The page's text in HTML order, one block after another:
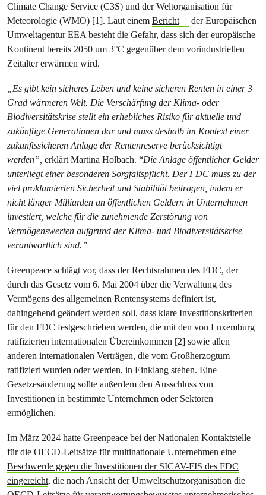
Climate Change Service (C3S) und der Weltorganisation für
Meteorologie (WMO) [1]. Laut einem Bericht
der Europäischen
Umweltagentur EEA besteht die Gefahr, dass sich der europäische
Kontinent bereits 2050 um 3°C gegenüber dem vorindustriellen
Zeitalter erwärmen wird.
„Es gibt kein sicheres Leben und keine sicheren Renten in einer 3
Grad wärmeren Welt. Die Verschärfung der Klima- oder
Biodiversitätskrise stellt ein erhebliches Risiko für aktuelle und
zukünftige Generationen dar und muss deshalb im Kontext einer
zukunftssicheren Anlage der Rentenreserve berücksichtigt
werden”, erklärt Martina Holbach. “Die Anlage öffentlicher Gelder
unterliegt einer besonderen Sorgfaltspflicht. Der FDC muss zu der
viel proklamierten Sicherheit und Stabilität beitragen, indem er
nicht länger Milliarden an öffentlichen Geldern in Unternehmen
investiert, welche für die zunehmende Zerstörung von
Vermögenswerten aufgrund der Klima- und Biodiversitätskrise
verantwortlich sind.”
Greenpeace schlägt vor, dass der Rechtsrahmen des FDC, der
durch das Gesetz vom 6. Mai 2004 über die Verwaltung des
Vermögens des allgemeinen Rentensystems definiert ist,
dahingehend geändert werden soll, dass klare Investitionskriterien
für den FDC festgeschrieben werden, die mit den von Luxemburg
ratifizierten internationalen Übereinkommen [2] sowie allen
anderen internationalen Verträgen, die vom Großherzogtum
ratifiziert wurden oder werden, in Einklang stehen. Eine
Gesetzesänderung sollte außerdem den Ausschluss von
Investitionen in bestimmte Unternehmen oder Sektoren
ermöglichen.
Im März 2024 hatte Greenpeace bei der Nationalen Kontaktstelle
für die OECD-Leitsätze für multinationale Unternehmen eine
Beschwerde gegen die Investitionen der SICAV-FIS des FDC
eingereicht, die nach Ansicht der Umweltschutzorganisation die